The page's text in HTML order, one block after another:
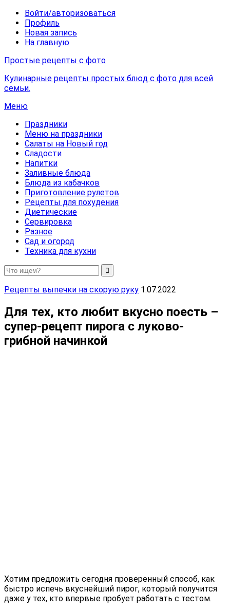
Войти/авторизоваться
Профиль
Новая запись
На главную
Простые рецепты с фото
Кулинарные рецепты простых блюд с фото для всей
семьи.
Меню
Праздники
Меню на праздники
Салаты на Новый год
Сладости
Напитки
Заливные блюда
Блюда из кабачков
Приготовление рулетов
Рецепты для похудения
Диетические
Сервировка
Разное
Сад и огород
Техника для кухни
Рецепты выпечки на скорую руку 1.07.2022
Для тех, кто любит вкусно поесть –
супер-рецепт пирога с луково-
грибной начинкой
Хотим предложить сегодня проверенный способ, как
быстро испечь вкуснейший пирог, который получится
даже у тех, кто впервые пробует работать с тестом.